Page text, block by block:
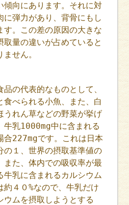
傾向にあります。それに対
に弾力があり、背骨にもし
す。この差の原因の大きな
取量の違いが占めていると
せん。
の代表的なものとして、
食べられる小魚、また、白
うれん草などの野菜が挙げ
牛乳1000mg中に含まれる
合227mgです。これは日本
の１、世界の摂取基準値の
また、体内での吸収率が最
牛乳に含まれるカルシウム
４０%なので、牛乳だけ
ウムを摂取しようとする